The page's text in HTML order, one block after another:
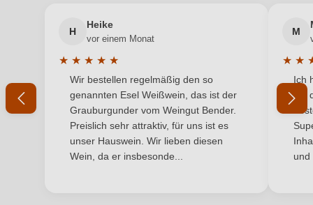
Trocken
Hersteller
adresse
EARL Bourdin, rue des Martyrs 27, 49730
Turquant, Frankreich
0,75 L
Ihre E-Mail-Adresse
Ihr Passwort
Ich habe mein Passwort vergessen
H
Heike
vor einem Monat
★ ★ ★ ★ ★
Durchschnittliche Bewertung von 5 von 5 Sternen
Wir bestellen regelmäßig den so
genannten Esel Weißwein, das ist der
Grauburgunder vom Weingut Bender.
Preislich sehr attraktiv, für uns ist es
unser Hauswein. Wir lieben diesen
Wein, da er insbesonde...
M
★ ★
Ich
mit
und